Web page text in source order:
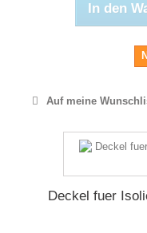
In den
Auf meine
Deckel fuer